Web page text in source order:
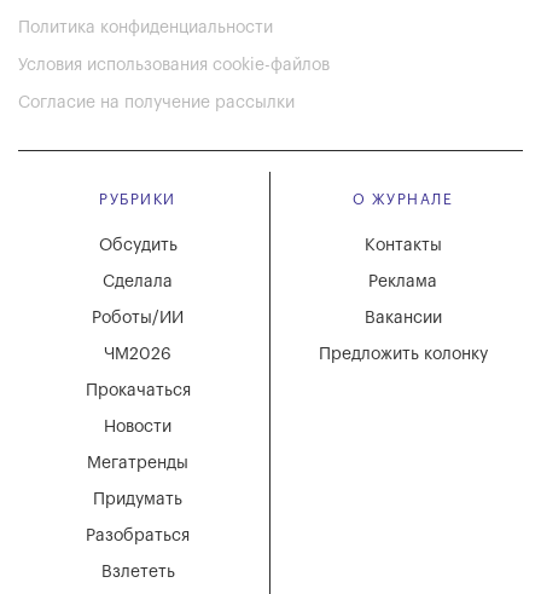
Политика конфиденциальности
Условия использования cookie-файлов
Согласие на получение рассылки
РУБРИКИ
Мегатренды
Придумать
Разобраться
Взлететь
Новости
Обсудить
Сделала
Роботы/ИИ
ЧМ2026
Прокачаться
О ЖУРНАЛЕ
Вакансии
Реклама
Контакты
Предложить колонку